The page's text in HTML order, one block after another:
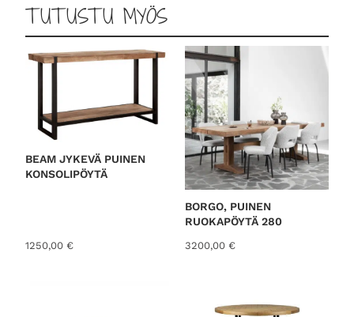
TUTUSTU MYÖS
BEAM JYKEVÄ PUINEN
KONSOLIPÖYTÄ
1250,00 €
BORGO, PUINEN
RUOKAPÖYTÄ 280
3200,00 €